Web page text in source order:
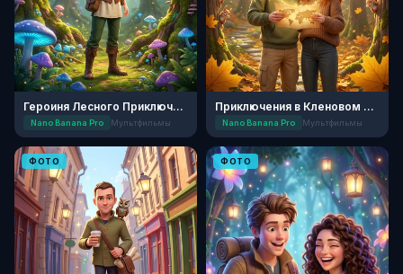
Героиня Лесного Приключения
Nano Banana Pro Мультфильмы
Приключения в Кленовом Лесу
Nano Banana Pro Мультфильмы
ФОТО ФОТО